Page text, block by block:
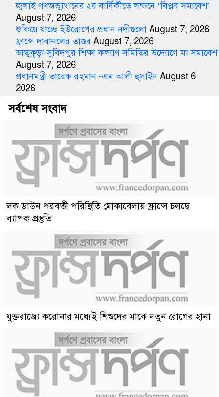
জুলাই গণঅভ্যুত্থানের ২য় বার্ষিকীতে লন্ডনে ‘বিপ্লব সমাবেশ’
August 7, 2026
শুকিয়ে যাচ্ছে ইউরোপের প্রধান নদীগুলো August 7, 2026
ফ্রান্সে দাবানলের তাণ্ডব August 7, 2026
আতুকুড়া-সুবিদপুর শিক্ষা কল্যাণ সমিতির উদ্যোগে মা সমাবেশ
August 7, 2026
প্রধানমন্ত্রী তারেক রহমান -এম আলী হুসাইন August 6,
2026
সর্বশেষ সংবাদ
লক ডাউন পরবর্তী পরিস্থিতি মোকাবেলায় ফ্রান্সে চলছে
ব্যাপক প্রস্তুতি
যুক্তরাজ্যে করোনার মধ্যেই শিশুদের মাঝে নতুন রোগের হানা